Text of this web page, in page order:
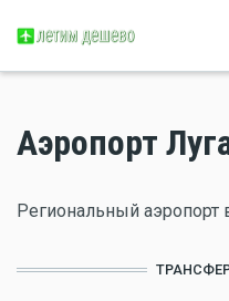
Аэропорт
Региональный аэропорт